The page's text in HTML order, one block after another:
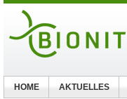
HOME AKTUELLES